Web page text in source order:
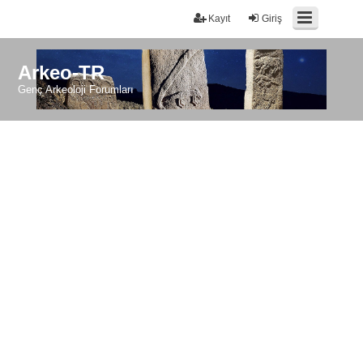
Giriş
Kayıt
Arkeo-TR
Genç Arkeoloji Forumları